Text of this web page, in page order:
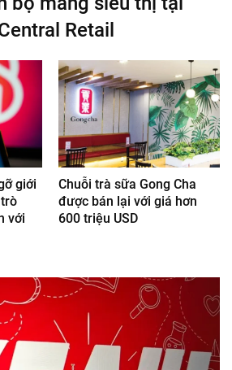
Retail
giới
với
Chuỗi trà sữa Gong Cha
được bán lại với giá hơn
600 triệu USD